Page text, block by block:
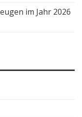
im Jahr 2026